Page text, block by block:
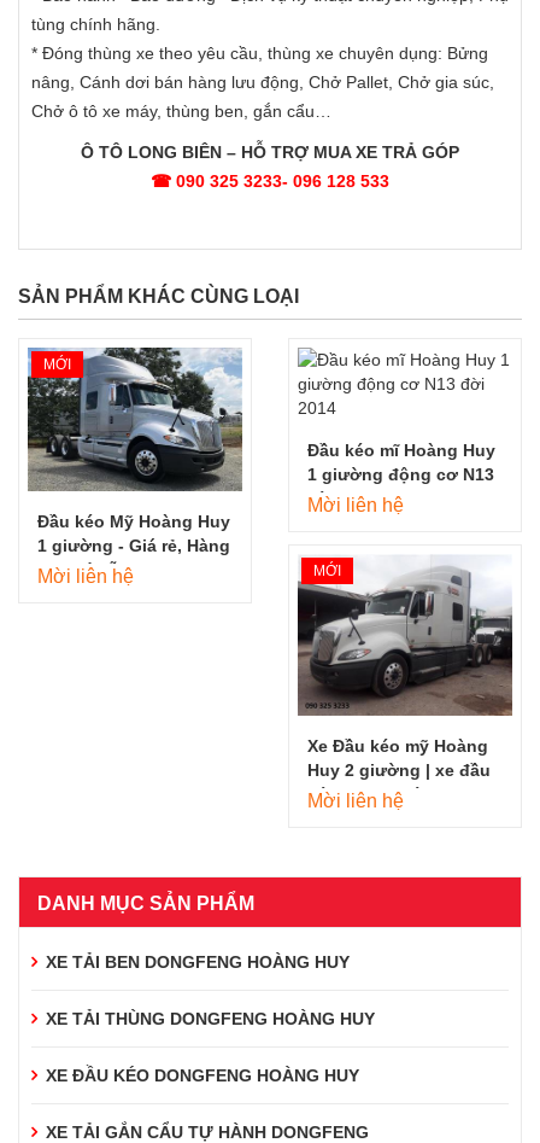
tùng chính hãng.
* Đóng thùng xe theo yêu cầu, thùng xe chuyên dụng: Bửng
nâng, Cánh dơi bán hàng lưu động, Chở Pallet, Chở gia súc,
Chở ô tô xe máy, thùng ben, gắn cẩu…
Ô TÔ LONG BIÊN – HỖ TRỢ MUA XE TRẢ GÓP
☎ 090 325 3233- 096 128 533
SẢN PHẨM KHÁC CÙNG LOẠI
MỚI
Đầu kéo Mỹ Hoàng Huy
1 giường - Giá rẻ, Hàng
đẹp có sẵn
Mời liên hệ
Đầu kéo mĩ Hoàng Huy
1 giường động cơ N13
đời 2014
Mời liên hệ
MỚI
Xe Đầu kéo mỹ Hoàng
Huy 2 giường | xe đầu
kéo mỹ 2 giường
Mời liên hệ
DANH MỤC SẢN PHẨM
XE TẢI BEN DONGFENG HOÀNG HUY
XE TẢI THÙNG DONGFENG HOÀNG HUY
XE ĐẦU KÉO DONGFENG HOÀNG HUY
XE TẢI GẮN CẨU TỰ HÀNH DONGFENG